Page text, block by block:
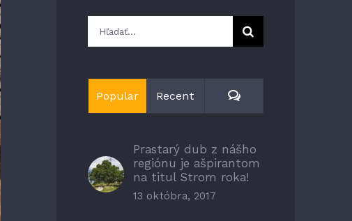
Hľadať:
Popular Recent Comments
Prastarý dub z nášho
regiónu je ašpirantom
na titul Strom roka!
13 októbra, 2017